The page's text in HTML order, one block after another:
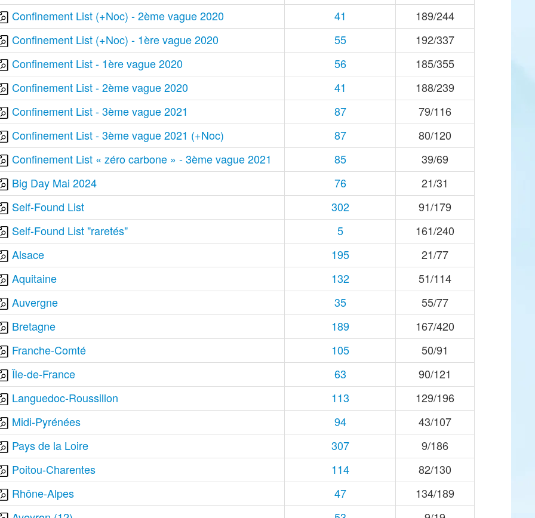
Confinement List (+Noc) - 2ème vague 2020
41
189/244
Confinement List (+Noc) - 1ère vague 2020
55
192/337
Confinement List - 1ère vague 2020
56
185/355
Confinement List - 2ème vague 2020
41
188/239
Confinement List - 3ème vague 2021
87
79/116
Confinement List - 3ème vague 2021 (+Noc)
87
80/120
Confinement List « zéro carbone » - 3ème vague 2021
85
39/69
Big Day Mai 2024
76
21/31
Self-Found List
302
91/179
Self-Found List "raretés"
5
161/240
Alsace
195
21/77
Aquitaine
132
51/114
Auvergne
35
55/77
Bretagne
189
167/420
Franche-Comté
105
50/91
Île-de-France
63
90/121
Languedoc-Roussillon
113
129/196
Midi-Pyrénées
94
43/107
Pays de la Loire
307
9/186
Poitou-Charentes
114
82/130
Rhône-Alpes
47
134/189